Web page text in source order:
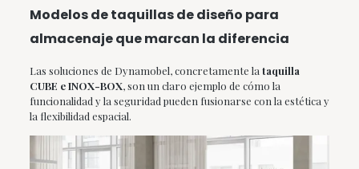
Modelos de taquillas de diseño para
almacenaje que marcan la diferencia
Las soluciones de Dynamobel, concretamente la taquilla
CUBE e INOX-BOX, son un claro ejemplo de cómo la
funcionalidad y la seguridad pueden fusionarse con la estética y
la flexibilidad espacial.